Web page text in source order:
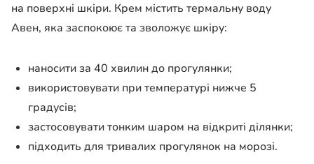
на поверхні шкіри. Крем містить термальну воду
Авен, яка заспокоює та зволожує шкіру:
наносити за 40 хвилин до прогулянки;
використовувати при температурі нижче 5
градусів;
застосовувати тонким шаром на відкриті ділянки;
підходить для тривалих прогулянок на морозі.